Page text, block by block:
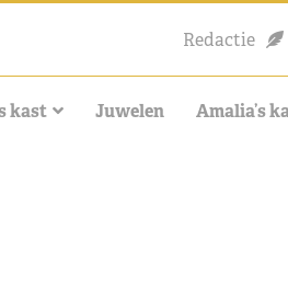
Redactie
kast Juwelen Amalia’s